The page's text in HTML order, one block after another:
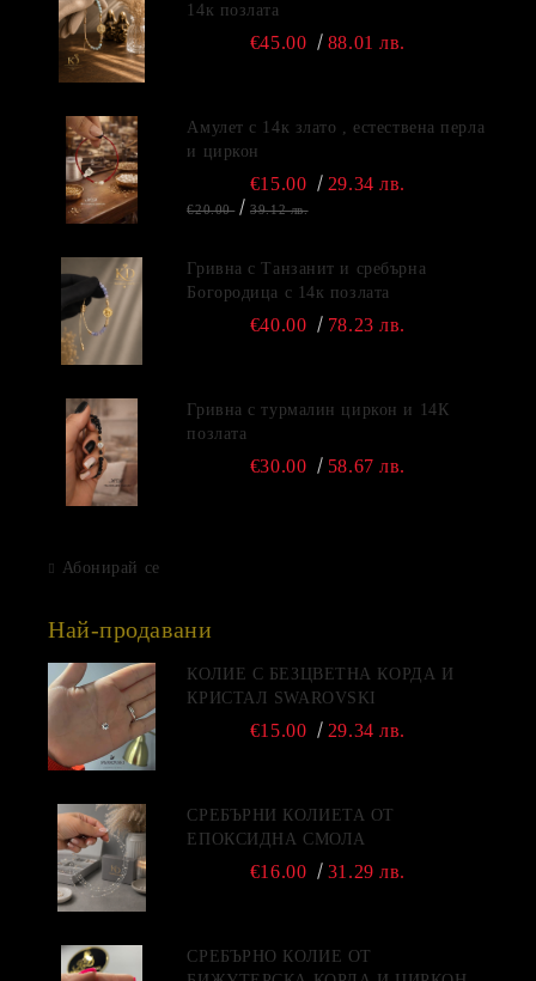
14к позлата
€45.00 88.01 лв.
Амулет с 14к злато , естествена перла
и циркон
€15.00 29.34 лв.
€20.00 39.12 лв.
Гривна с Танзанит и сребърна
Богородица с 14к позлата
€40.00 78.23 лв.
Гривна с турмалин циркон и 14К
позлата
€30.00 58.67 лв.
Абонирай се
Най-продавани
КОЛИЕ С БЕЗЦВЕТНА КОРДА И
КРИСТАЛ SWAROVSKI
€15.00 29.34 лв.
СРЕБЪРНИ КОЛИЕТА ОТ
ЕПОКСИДНА СМОЛА
€16.00 31.29 лв.
СРЕБЪРНО КОЛИЕ ОТ